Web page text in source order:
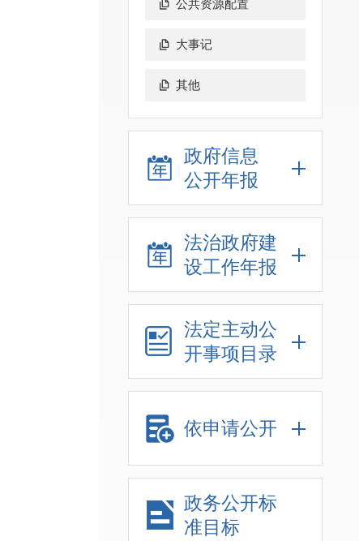
公共资源配置
大事记
其他
政府信息
公开年报
法治政府建
设工作年报
法定主动公
开事项目录
依申请公开
政务公开标
准目标